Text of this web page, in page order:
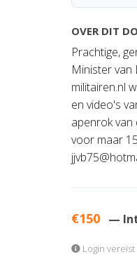
OVER DIT
Prachtige,
Minister van
militairen.nl
en video's
apenrok van
voor maar
€150 —
Login vereist